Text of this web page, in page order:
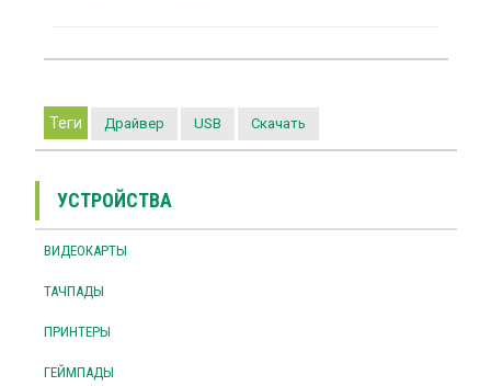
Теги Драйвер USB Скачать
УСТРОЙСТВА
ВИДЕОКАРТЫ
ТАЧПАДЫ
ПРИНТЕРЫ
ГЕЙМПАДЫ